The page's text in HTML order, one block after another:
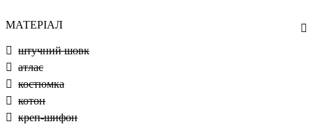
МАТЕРІАЛ
штучний шовк
атлас
костюмка
котон
креп-шифон